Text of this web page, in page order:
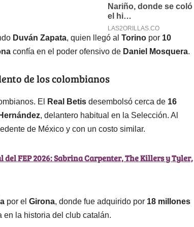
Duván Zapata, quien llegó al Torino por 10
confía en el poder ofensivo de Daniel Mosquera.
de los colombianos
El Real Betis desembolsó cerca de 16
, delantero habitual en la Selección. Al
de México y con un costo similar.
FEP 2026: Sabrina Carpenter, The Killers y Tyler,
por el Girona, donde fue adquirido por 18 millones
en la historia del club catalán.